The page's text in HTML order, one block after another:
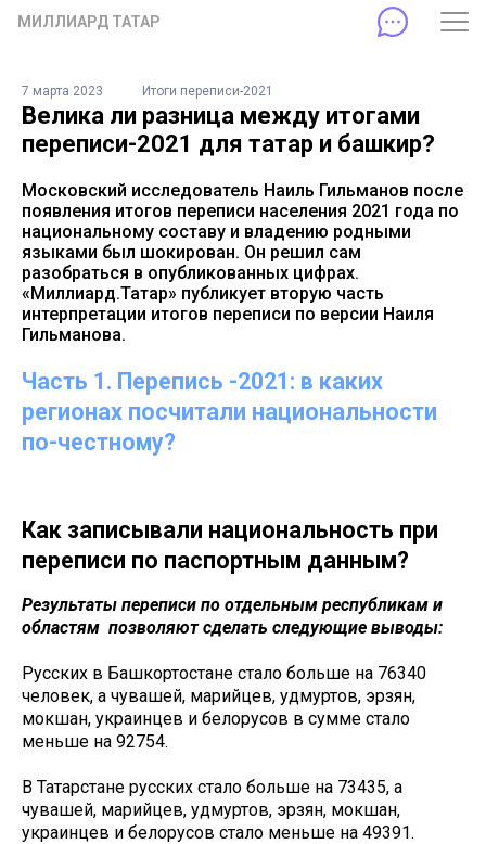
МИЛЛИАРД ТАТАР
7 марта 2023 Итоги переписи-2021
Велика ли разница между итогами
переписи-2021 для татар и башкир?
Московский исследователь Наиль Гильманов после
появления итогов переписи населения 2021 года по
национальному составу и владению родными
языками был шокирован. Он решил сам
разобраться в опубликованных цифрах.
«Миллиард.Татар» публикует вторую часть
интерпретации итогов переписи по версии Наиля
Гильманова.
Часть 1. Перепись -2021: в каких
регионах посчитали национальности
по-честному?
Как записывали национальность при
переписи по паспортным данным?
Результаты переписи по отдельным республикам и
областям позволяют сделать следующие выводы:
Русских в Башкортостане стало больше на 76340
человек, а чувашей, марийцев, удмуртов, эрзян,
мокшан, украинцев и белорусов в сумме стало
меньше на 92754.
В Татарстане русских стало больше на 73435, а
чувашей, марийцев, удмуртов, эрзян, мокшан,
украинцев и белорусов стало меньше на 49391.